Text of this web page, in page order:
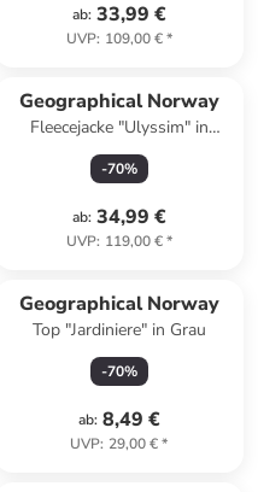
ab: 33,99 €
UVP: 109,00 €*
Geographical Norway
Fleecejacke "Ulyssim" in
Dunkelblau/ Weiß
-70%
ab: 34,99 €
UVP: 119,00 €*
Geographical Norway
Top "Jardiniere" in Grau
-70%
ab: 8,49 €
UVP: 29,00 €*